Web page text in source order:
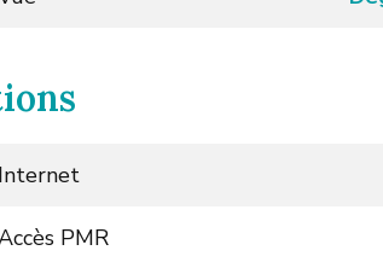
Internet
PMR